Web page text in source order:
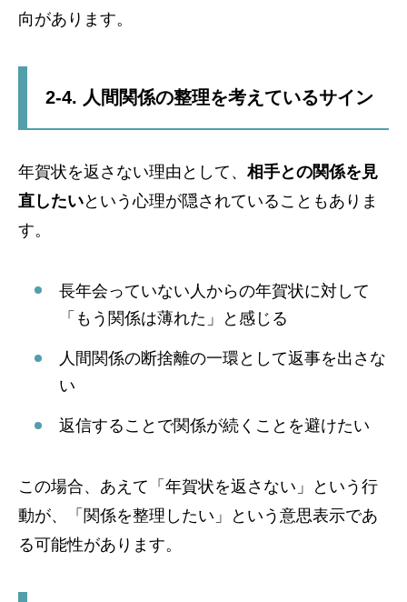
向があります。
2-4. 人間関係の整理を考えているサイン
年賀状を返さない理由として、 相手との関係を見
直したいという心理が隠されていることもありま
す。
長年会っていない人からの年賀状に対して
「もう関係は薄れた」と感じる
人間関係の断捨離の一環として返事を出さな
い
返信することで関係が続くことを避けたい
この場合、あえて「年賀状を返さない」という行
動が、「関係を整理したい」という意思表示であ
る可能性があります。